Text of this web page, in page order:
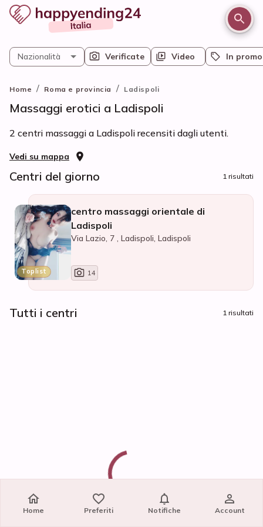
Verificate Video In promo
Nazionalità
Home / Roma e provincia / Ladispoli
Massaggi erotici a Ladispoli
2 centri massaggi a Ladispoli recensiti dagli utenti.
Vedi su mappa
Centri del giorno 1 risultati
Toplist
centro massaggi orientale di
Ladispoli
Via Lazio, 7 , Ladispoli, Ladispoli
14
Tutti i centri 1 risultati
Home Preferiti Notifiche Account